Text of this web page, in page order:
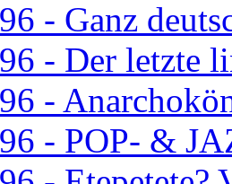
- Ganz
- Der letzte
-
- POP- &